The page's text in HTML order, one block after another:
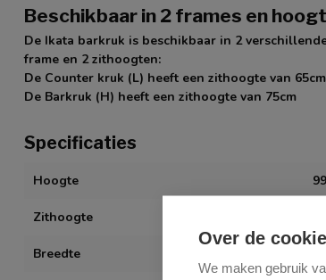
Over de
We maken gebruik
Beschikbaar in 2 frames en
De Ikata barkruk is beschikbaar in 2
frame en 2 zithoogten:
De Counter kruk (L) heeft een zithoogte van 65cm
De Barkruk (H) heeft een zithoogte van 75cm
Specificaties
Hoogte
Zithoogte
Breedte